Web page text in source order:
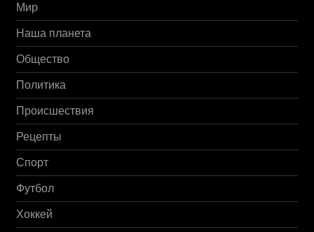
Мир
Наша планета
Общество
Политика
Происшествия
Рецепты
Спорт
Футбол
Хоккей